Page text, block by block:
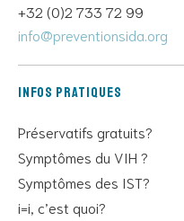
+32 (0)2 733 72 99
info@preventionsida.org
Infos pratiques
Préservatifs gratuits?
Symptômes du VIH ?
Symptômes des IST?
i=i, c’est quoi?